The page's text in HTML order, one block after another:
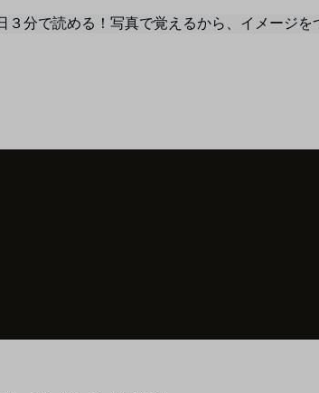
３分で読める！写真で覚えるから、イメージ